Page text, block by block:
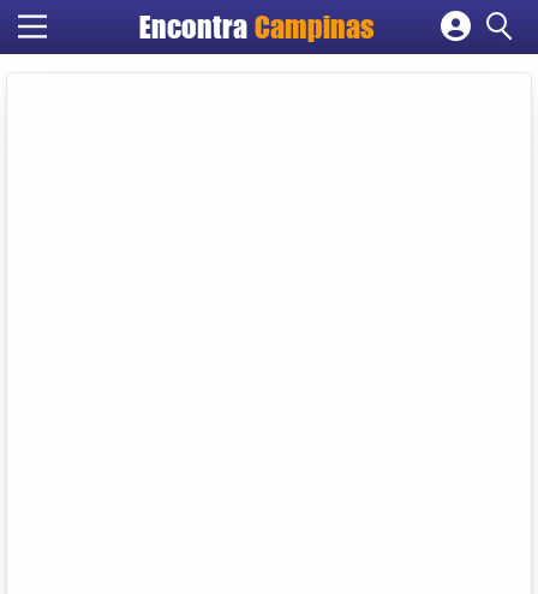
Encontra Campinas
Cadastrar empresa